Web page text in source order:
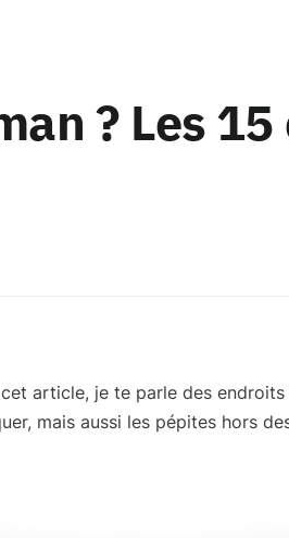
? Les
cet article, je te parle des endroits
mais aussi les pépites hors